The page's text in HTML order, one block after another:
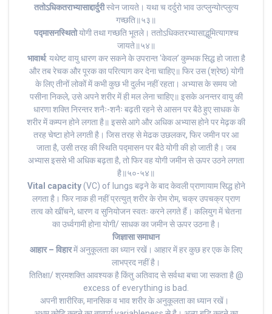
ततोऽधिकतराभ्यासाद्दार्दुरीस्वेन जायते। यथा च दर्दुरो भाव उत्प्लुन्योत्प्लुत्य
गच्छति॥५३॥
पद्मासनस्थितोयोगी तथा गच्छति भूतले। ततोऽधिकतरभ्यासाद्भूमित्यागश्च
जायते॥५४॥
भावार्थ: यथेष्ट वायु धारण कर सकने के उपरान्त ‘केवल’ कुम्भक सिद्ध हो जाता है
और तब रेचक और पूरक का परित्याग कर देना चाहिए॥ फिर उस (श्रेष्ठ) योगी
के लिए तीनों लोकों में कभी कुछ भी दुर्लभ नहीं रहता। अभ्यास के समय जो
पसीना निकले, उसे अपने शरीर में ही मल लेना चाहिए॥ इसके अनन्तर वायु की
धारणा शक्ति निरन्तर शनैः-शनैः बढ़ती रहने से आसन पर बैठे हुए साधक के
शरीर में कम्पन होने लगता है॥ इससे आगे और अधिक अभ्यास होने पर मेढ़क की
तरह चेष्टा होने लगती है। जिस तरह से मेढक उछलकर, फिर जमीन पर आ
जाता है, उसी तरह की स्थिति पद्मासन पर बैठे योगी की हो जाती है। जब
अभ्यास इससे भी अधिक बढ़ता है, तो फिर वह योगी जमीन से ऊपर उठने लगता
है॥५०-५४॥
Vital capacity(VC) of lungs बढ़ने के बाद केवली प्राणायाम सिद्ध होने
लगता है। फिर नाक ही नहीं प्रत्युत् शरीर के रोम रोम, चक्र उपचक्र प्राण
तत्व को खींचने, धारण व सुनियोजन स्वतः करने लगते हैं। कलियुग में चेतना
का उर्ध्वगामी होना योगी/ साधक का जमीन से ऊपर उठना है।
जिज्ञासा समाधान
आहार – विहारमें अनुकूलता का ध्यान रखें। आहार में हर कुछ हर एक के लिए
लाभप्रद नहीं है।
तितिक्षा/ श्रमशक्ति आवश्यक है किंतु अतिवाद से सर्वथा बचा जा सकता है @
excess of everything is bad.
अपनी शारीरिक, मानसिक व भाव शरीर के अनुकूलता का ध्यान रखें।